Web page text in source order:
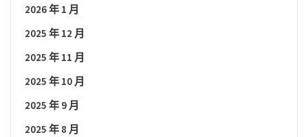
2026 年 1 月
2025 年 12 月
2025 年 11 月
2025 年 10 月
2025 年 9 月
2025 年 8 月